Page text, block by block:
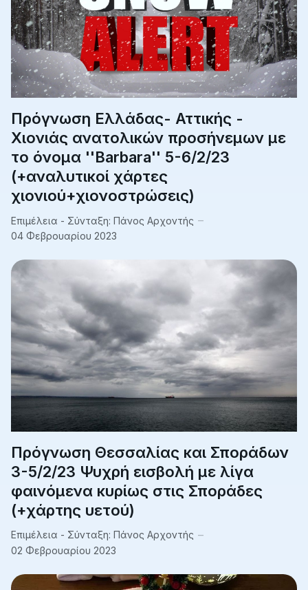
Πρόγνωση Ελλάδας- Αττικής -
Χιονιάς ανατολικών προσήνεμων με
το όνομα ''Barbara'' 5-6/2/23
(+αναλυτικοί χάρτες
χιονιού+χιονοστρώσεις)
Επιμέλεια - Σύνταξη: Πάνος Αρχοντής
04 Φεβρουαρίου 2023
Πρόγνωση Θεσσαλίας και Σποράδων
3-5/2/23 Ψυχρή εισβολή με λίγα
φαινόμενα κυρίως στις Σποράδες
(+χάρτης υετού)
Επιμέλεια - Σύνταξη: Πάνος Αρχοντής
02 Φεβρουαρίου 2023